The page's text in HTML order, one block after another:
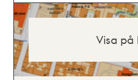
Visa på